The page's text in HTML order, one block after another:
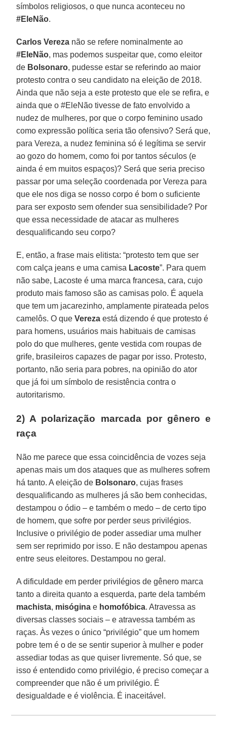
símbolos religiosos, o que nunca aconteceu no
#EleNão.
Carlos Vereza não se refere nominalmente ao
#EleNão, mas podemos suspeitar que, como eleitor
de Bolsonaro, pudesse estar se referindo ao maior
protesto contra o seu candidato na eleição de 2018.
Ainda que não seja a este protesto que ele se refira, e
ainda que o #EleNão tivesse de fato envolvido a
nudez de mulheres, por que o corpo feminino usado
como expressão política seria tão ofensivo? Será que,
para Vereza, a nudez feminina só é legítima se servir
ao gozo do homem, como foi por tantos séculos (e
ainda é em muitos espaços)? Será que seria preciso
passar por uma seleção coordenada por Vereza para
que ele nos diga se nosso corpo é bom o suficiente
para ser exposto sem ofender sua sensibilidade? Por
que essa necessidade de atacar as mulheres
desqualificando seu corpo?
E, então, a frase mais elitista: “protesto tem que ser
com calça jeans e uma camisa Lacoste”. Para quem
não sabe, Lacoste é uma marca francesa, cara, cujo
produto mais famoso são as camisas polo. É aquela
que tem um jacarezinho, amplamente pirateada pelos
camelôs. O queVereza está dizendo é que protesto é
para homens, usuários mais habituais de camisas
polo do que mulheres, gente vestida com roupas de
grife, brasileiros capazes de pagar por isso. Protesto,
portanto, não seria para pobres, na opinião do ator
que já foi um símbolo de resistência contra o
autoritarismo.
2) A polarização marcada por gênero e
raça
Não me parece que essa coincidência de vozes seja
apenas mais um dos ataques que as mulheres sofrem
há tanto. A eleição de Bolsonaro, cujas frases
desqualificando as mulheres já são bem conhecidas,
destampou o ódio – e também o medo – de certo tipo
de homem, que sofre por perder seus privilégios.
Inclusive o privilégio de poder assediar uma mulher
sem ser reprimido por isso. E não destampou apenas
entre seus eleitores. Destampou no geral.
A dificuldade em perder privilégios de gênero marca
tanto a direita quanto a esquerda, parte dela também
machista, misógina e homofóbica. Atravessa as
diversas classes sociais – e atravessa também as
raças. Às vezes o único “privilégio” que um homem
pobre tem é o de se sentir superior à mulher e poder
assediar todas as que quiser livremente. Só que, se
isso é entendido como privilégio, é preciso começar a
compreender que não é um privilégio. É
desigualdade e é violência. É inaceitável.